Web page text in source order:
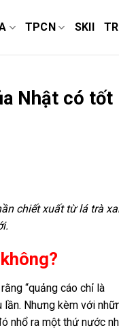
TPCN SKII
Nhật có tốt
chiết xuất từ lá trà
“quảng cáo chỉ là
lần. Nhưng kèm với
nhổ ra một thứ nước